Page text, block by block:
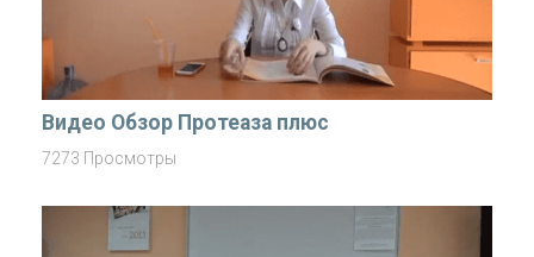
Видео Обзор Протеаза плюс
7273 Просмотры